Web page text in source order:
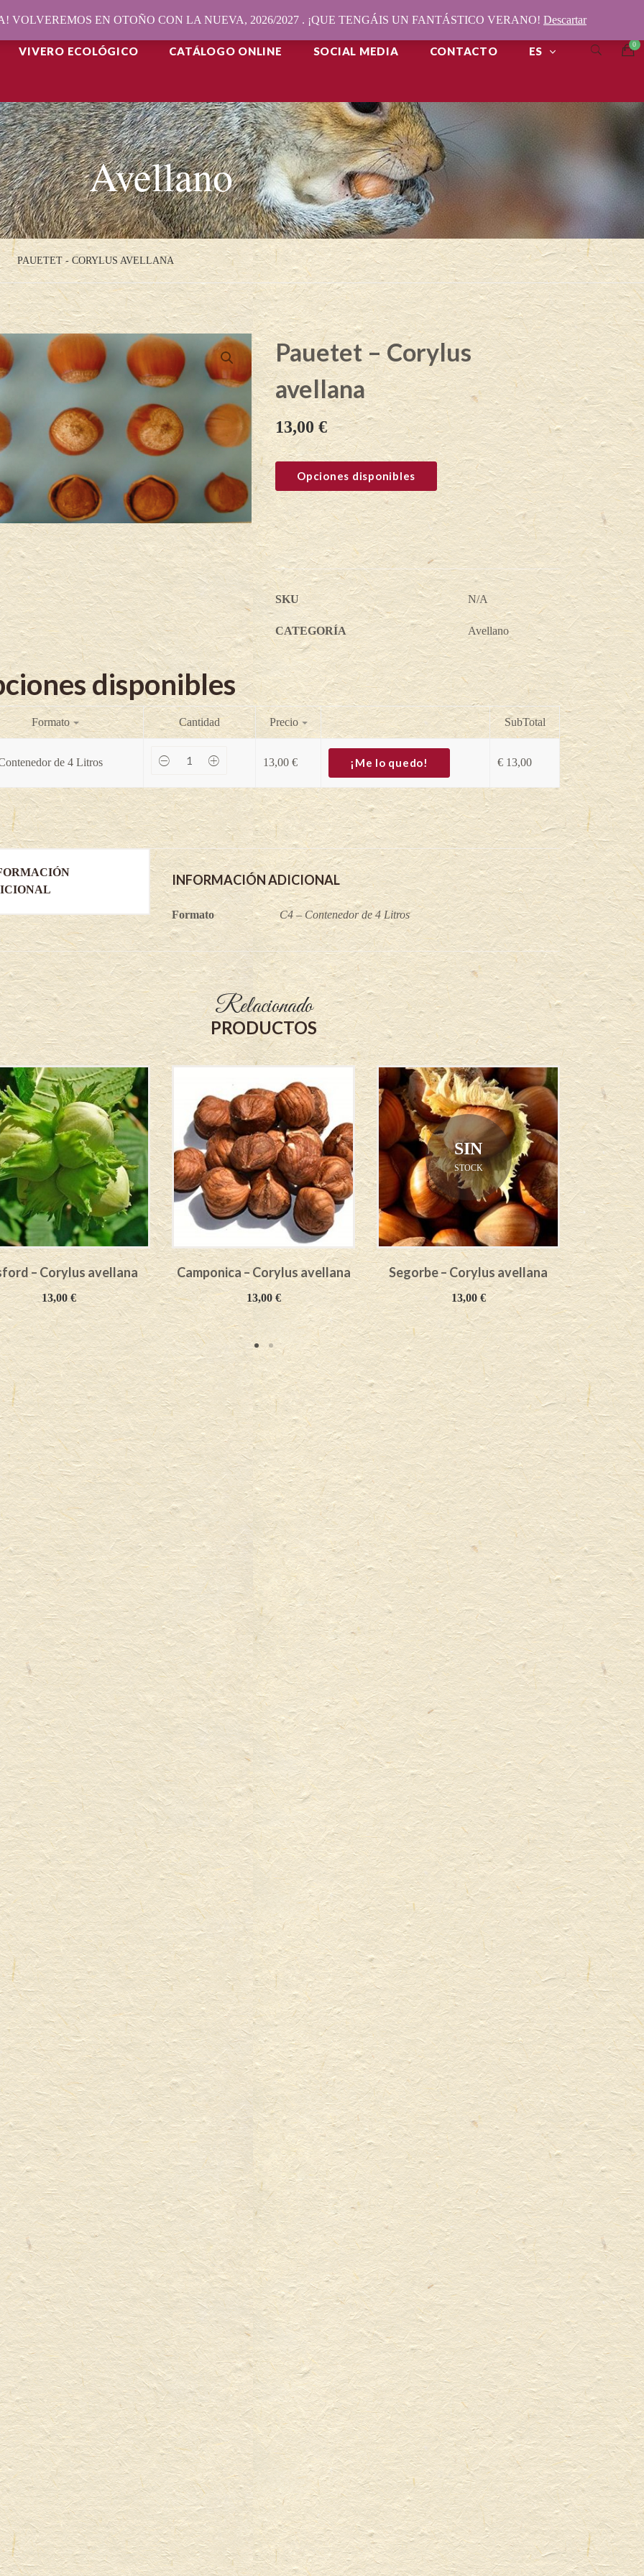
VIVERO ECOLÓGICO CATÁLOGO ONLINE SOCIAL MEDIA CONTACTO ES
Avellano
PAUETET - CORYLUS AVELLANA
Pauetet – Corylus
avellana
13,00 €
Opciones disponibles
SKU N/A
CATEGORÍA Avellano
disponibles
Formato Cantidad Precio SubTotal
de 4 Litros
Pauetet
avellana
quantity
13,00 € ¡Me lo quedo! € 13,00
INFORMACIÓN ADICIONAL
Formato C4 – Contenedor de 4 Litros
Relacionado
PRODUCTOS
– Corylus avellana
13,00€
Camponica – Corylus avellana
13,00 €
SIN
STOCK
Segorbe – Corylus avellana
13,00 €
VOLVEREMOS EN OTOÑO CON LA NUEVA, 2026/2027 . ¡QUE TENGÁIS UN FANTÁSTICO VERANO! Descartar